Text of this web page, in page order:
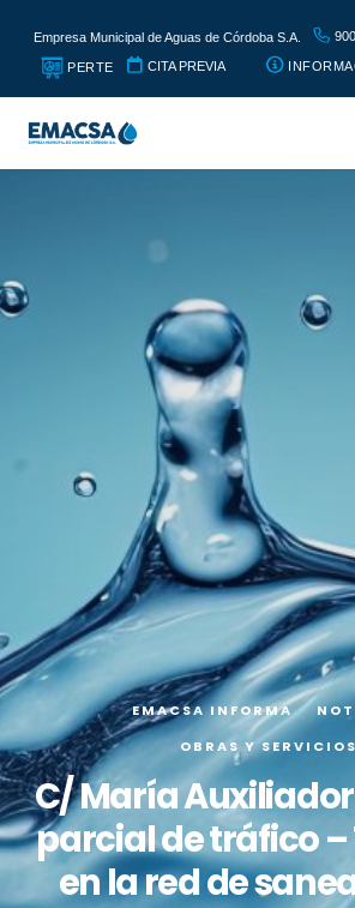
Empresa Municipal de Aguas de Córdoba S.A.
PERTE CITA PREVIA
EMACSA INFORMA
OBRAS Y SERVICIOS
C/ María
parcial de tráfico
en la red de